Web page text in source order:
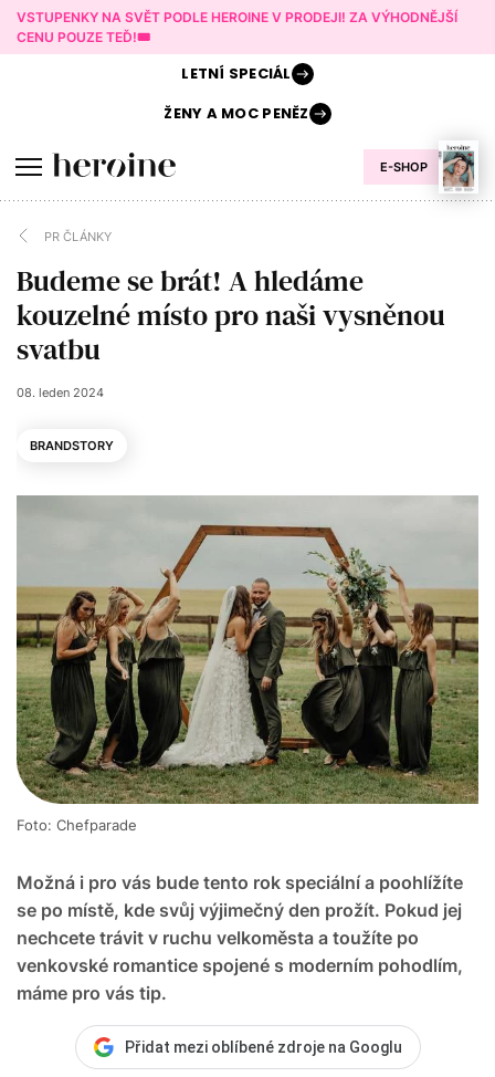
VSTUPENKY NA SVĚT PODLE HEROINE V PRODEJI! ZA VÝHODNĚJŠÍ
CENU POUZE TEĎ!🎟️
E-SHOP
LETNÍ SPECIÁL
ŽENY AMOC PENĚZ
PR ČLÁNKY
Budeme se brát! A hledáme
kouzelné místo pro naši vysněnou
svatbu
08. leden 2024
BRANDSTORY
Možná i pro vás bude tento rok speciální a poohlížíte
se po místě, kde svůj výjimečný den prožít. Pokud jej
nechcete trávit v ruchu velkoměsta a toužíte po
venkovské romantice spojené s moderním pohodlím,
máme pro vás tip.
Foto: Chefparade
Přidat mezi oblíbené zdroje na Googlu